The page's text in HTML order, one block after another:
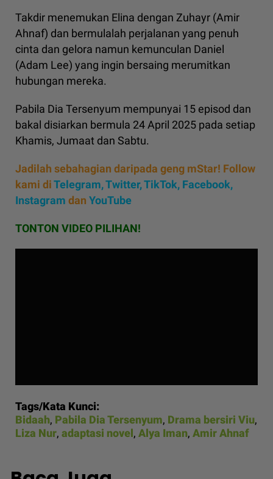
Takdir menemukan Elina dengan Zuhayr (Amir
Ahnaf) dan bermulalah perjalanan yang penuh
cinta dan gelora namun kemunculan Daniel
(Adam Lee) yang ingin bersaing merumitkan
hubungan mereka.
Pabila Dia Tersenyum mempunyai 15 episod dan
bakal disiarkan bermula 24 April 2025 pada setiap
Khamis, Jumaat dan Sabtu.
Jadilah sebahagian daripada geng mStar! Follow
kami diTelegram,Twitter,TikTok, Facebook,
Instagram dan YouTube
TONTON VIDEO PILIHAN!
Tags/Kata Kunci:
Bidaah, Pabila Dia Tersenyum, Drama bersiri Viu,
Liza Nur, adaptasi novel, Alya Iman, Amir Ahnaf